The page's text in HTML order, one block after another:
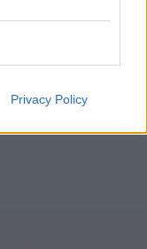
Privacy Policy
Arnold για